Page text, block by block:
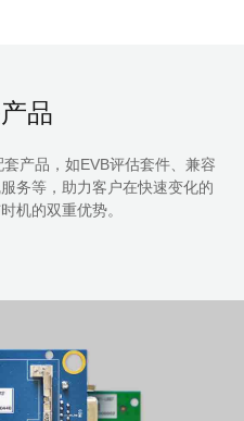
品
，如EVB评估套件、兼容
服务等，助力客户在快速变化的
机的双重优势。